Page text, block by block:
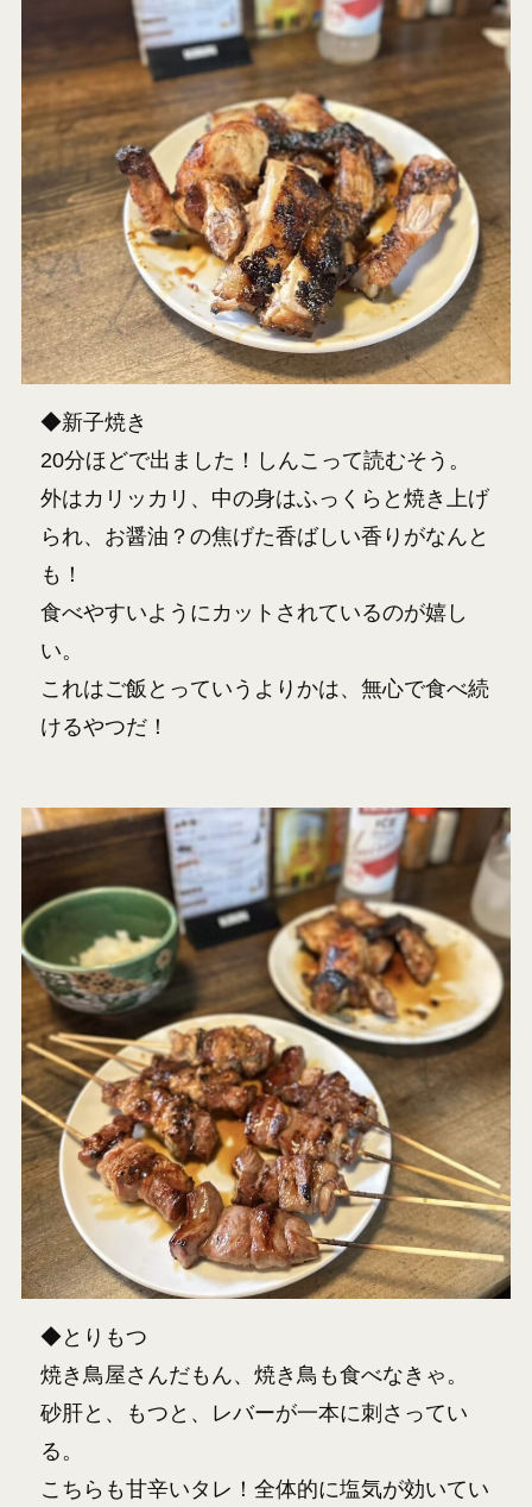
◆新子焼き
20分ほどで出ました！しんこって読むそう。
外はカリッカリ、中の身はふっくらと焼き上げ
られ、お醤油？の焦げた香ばしい香りがなんと
も！
食べやすいようにカットされているのが嬉し
い。
これはご飯とっていうよりかは、無心で食べ続
けるやつだ！
◆とりもつ
焼き鳥屋さんだもん、焼き鳥も食べなきゃ。
砂肝と、もつと、レバーが一本に刺さってい
る。
こちらも甘辛いタレ！全体的に塩気が効いてい